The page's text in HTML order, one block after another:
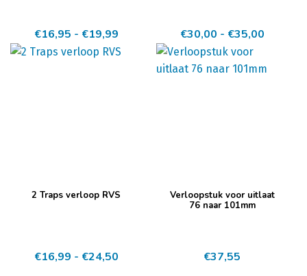
variaties.
Deze
€16,95 - €19,99Prijsklasse:
€16,95
variaties.
Deze
optie
€30,00 - €35,00
tot
variaties.
2 Traps verloop RVS
€16,99 - €24,50Prijsklasse:
Verloopstuk voor uitlaat
76 naar 101mm
€37,55